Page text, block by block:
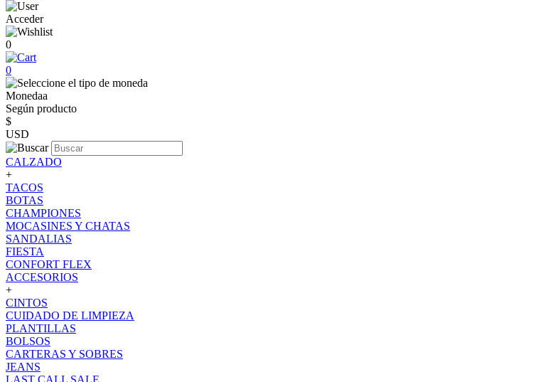
Acceder
0
0
Monedaa
Según producto
$
USD
CALZADO
+
TACOS
BOTAS
CHAMPIONES
MOCASINES Y CHATAS
SANDALIAS
FIESTA
CONFORT FLEX
ACCESORIOS
+
CINTOS
CUIDADO DE LIMPIEZA
PLANTILLAS
BOLSOS
CARTERAS Y SOBRES
JEANS
LAST CALL SALE